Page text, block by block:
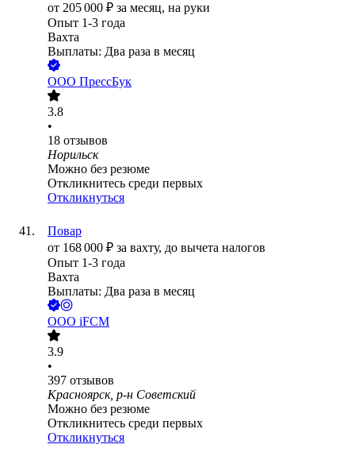
от 205 000 ₽ за месяц, на руки
Опыт 1-3 года
Вахта
Выплаты: Два раза в месяц
ООО ПрессБук
3.8
•
18 отзывов
Норильск
Можно без резюме
Откликнитесь среди первых
Откликнуться
Повар
от 168 000 ₽ за вахту, до вычета налогов
Опыт 1-3 года
Вахта
Выплаты: Два раза в месяц
ООО iFCM
3.9
•
397 отзывов
Красноярск, р-н Советский
Можно без резюме
Откликнитесь среди первых
Откликнуться